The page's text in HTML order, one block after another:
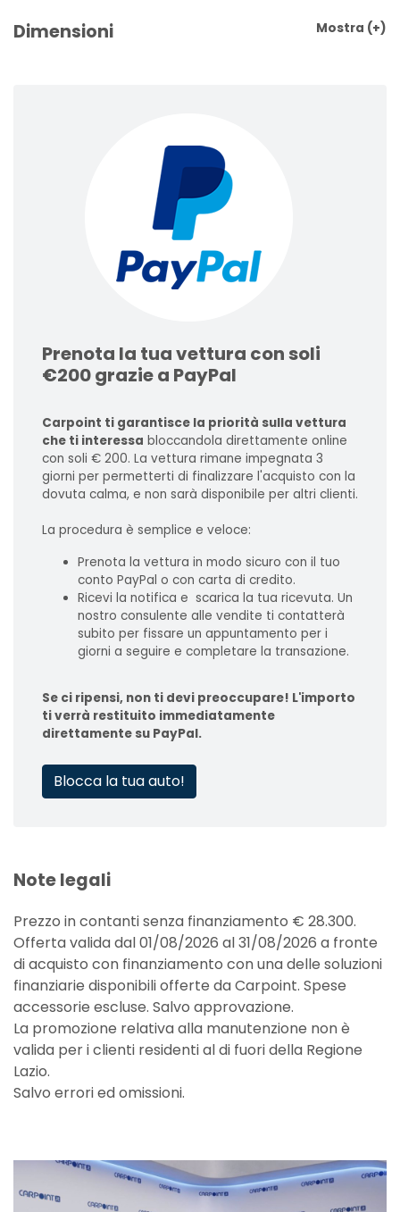
Dimensioni Mostra (+)
Prenota la tua vettura con soli
€200 grazie a PayPal
Carpoint ti garantisce la priorità sulla vettura
che ti interessa bloccandola direttamente online
con soli € 200. La vettura rimane impegnata 3
giorni per permetterti di finalizzare l'acquisto con la
dovuta calma, e non sarà disponibile per altri clienti.
La procedura è semplice e veloce:
Prenota la vettura in modo sicuro con il tuo
conto PayPal o con carta di credito.
Ricevi la notifica e scarica la tua ricevuta. Un
nostro consulente alle vendite ti contatterà
subito per fissare un appuntamento per i
giorni a seguire e completare la transazione.
Se ci ripensi, non ti devi preoccupare! L'importo
ti verrà restituito immediatamente
direttamente su PayPal.
Blocca la tua auto!
Note legali
Prezzo in contanti senza finanziamento € 28.300.
Offerta valida dal 01/08/2026 al 31/08/2026 a fronte
di acquisto con finanziamento con una delle soluzioni
finanziarie disponibili offerte da Carpoint. Spese
accessorie escluse. Salvo approvazione.
La promozione relativa alla manutenzione non è
valida per i clienti residenti al di fuori della Regione
Lazio.
Salvo errori ed omissioni.